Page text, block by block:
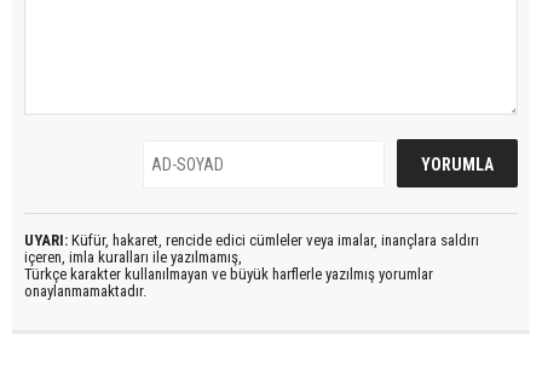
UYARI: Küfür, hakaret, rencide edici cümleler veya imalar, inançlara saldırı
içeren, imla kuralları ile yazılmamış,
Türkçe karakter kullanılmayan ve büyük harflerle yazılmış yorumlar
onaylanmamaktadır.